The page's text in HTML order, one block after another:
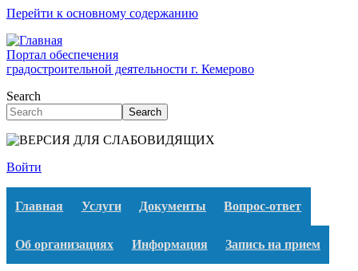
Перейти к основному содержанию
Портал обеспечения
градостроительной деятельности г. Кемерово
Search
Search
Войти
Главная Услуги Документы Вопрос-ответ
Об организациях Информация Запись на прием